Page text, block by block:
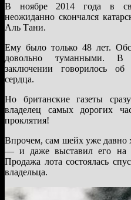
В ноябре 2014 года в
неожиданно скончался
Аль Тани.
Ему было только 48 лет.
довольно туманными. В
заключении говорилось
сердца.
Но британские газеты
владелец самых дорогих
проклятия!
Впрочем, сам шейх уже давно
— и даже выставил его на
Продажа лота состоялась
владельца.